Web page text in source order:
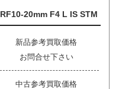
RF10-20mm F4 L IS STM
新品参考買取価格
お問合せ下さい
中古参考買取価格